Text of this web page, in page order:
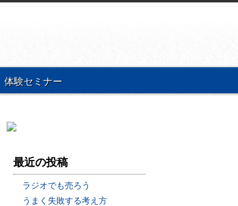
体験セミナー
最近の投稿
ラジオでも売ろう
うまく失敗する考え方